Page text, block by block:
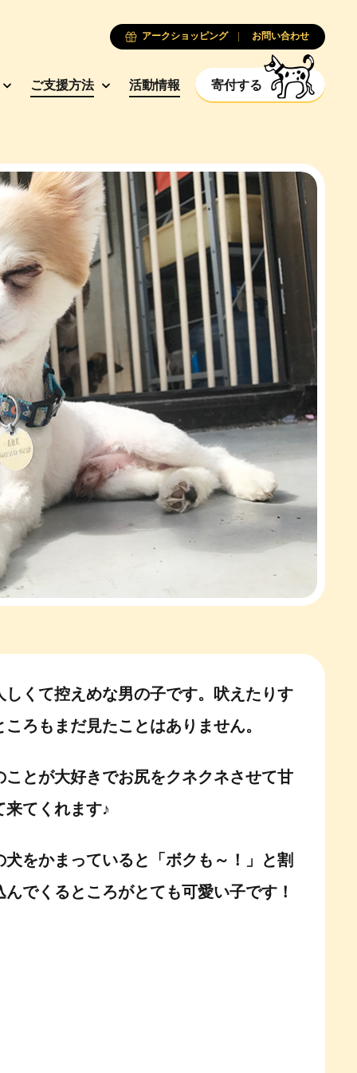
ご支援方法 活動情報 寄付する
アークショッピング お問い合わせ
しくて控えめな男の子です。吠えたりす
ころもまだ見たことはありません。
ことが大好きでお尻をクネクネさせて甘
来てくれます♪
犬をかまっていると「ボクも～！」と割
んでくるところがとても可愛い子です！